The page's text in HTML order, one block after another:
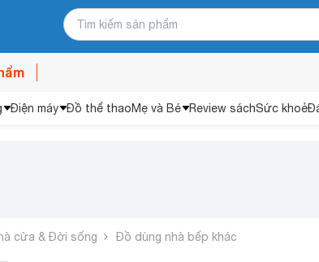
Điện máy Đồ thể thaoMẹ và Bé Review sáchSức khoẻ
cửa & Đời sống Đồ dùng nhà bếp khác